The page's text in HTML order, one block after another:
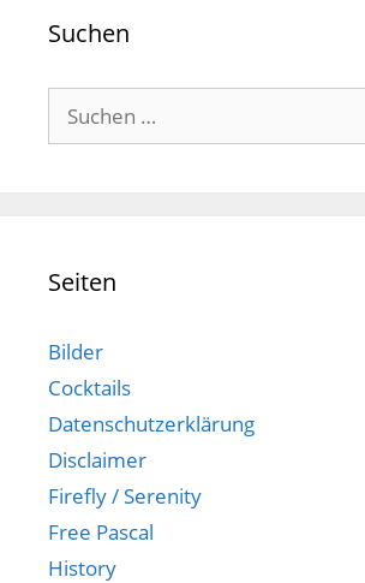
Suchen
Suchen
nach:
Seiten
Bilder
Cocktails
Datenschutzerklärung
Disclaimer
Firefly / Serenity
Free Pascal
History